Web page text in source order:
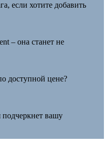
если хотите добавить
– она станет не
доступной цене?
вашу